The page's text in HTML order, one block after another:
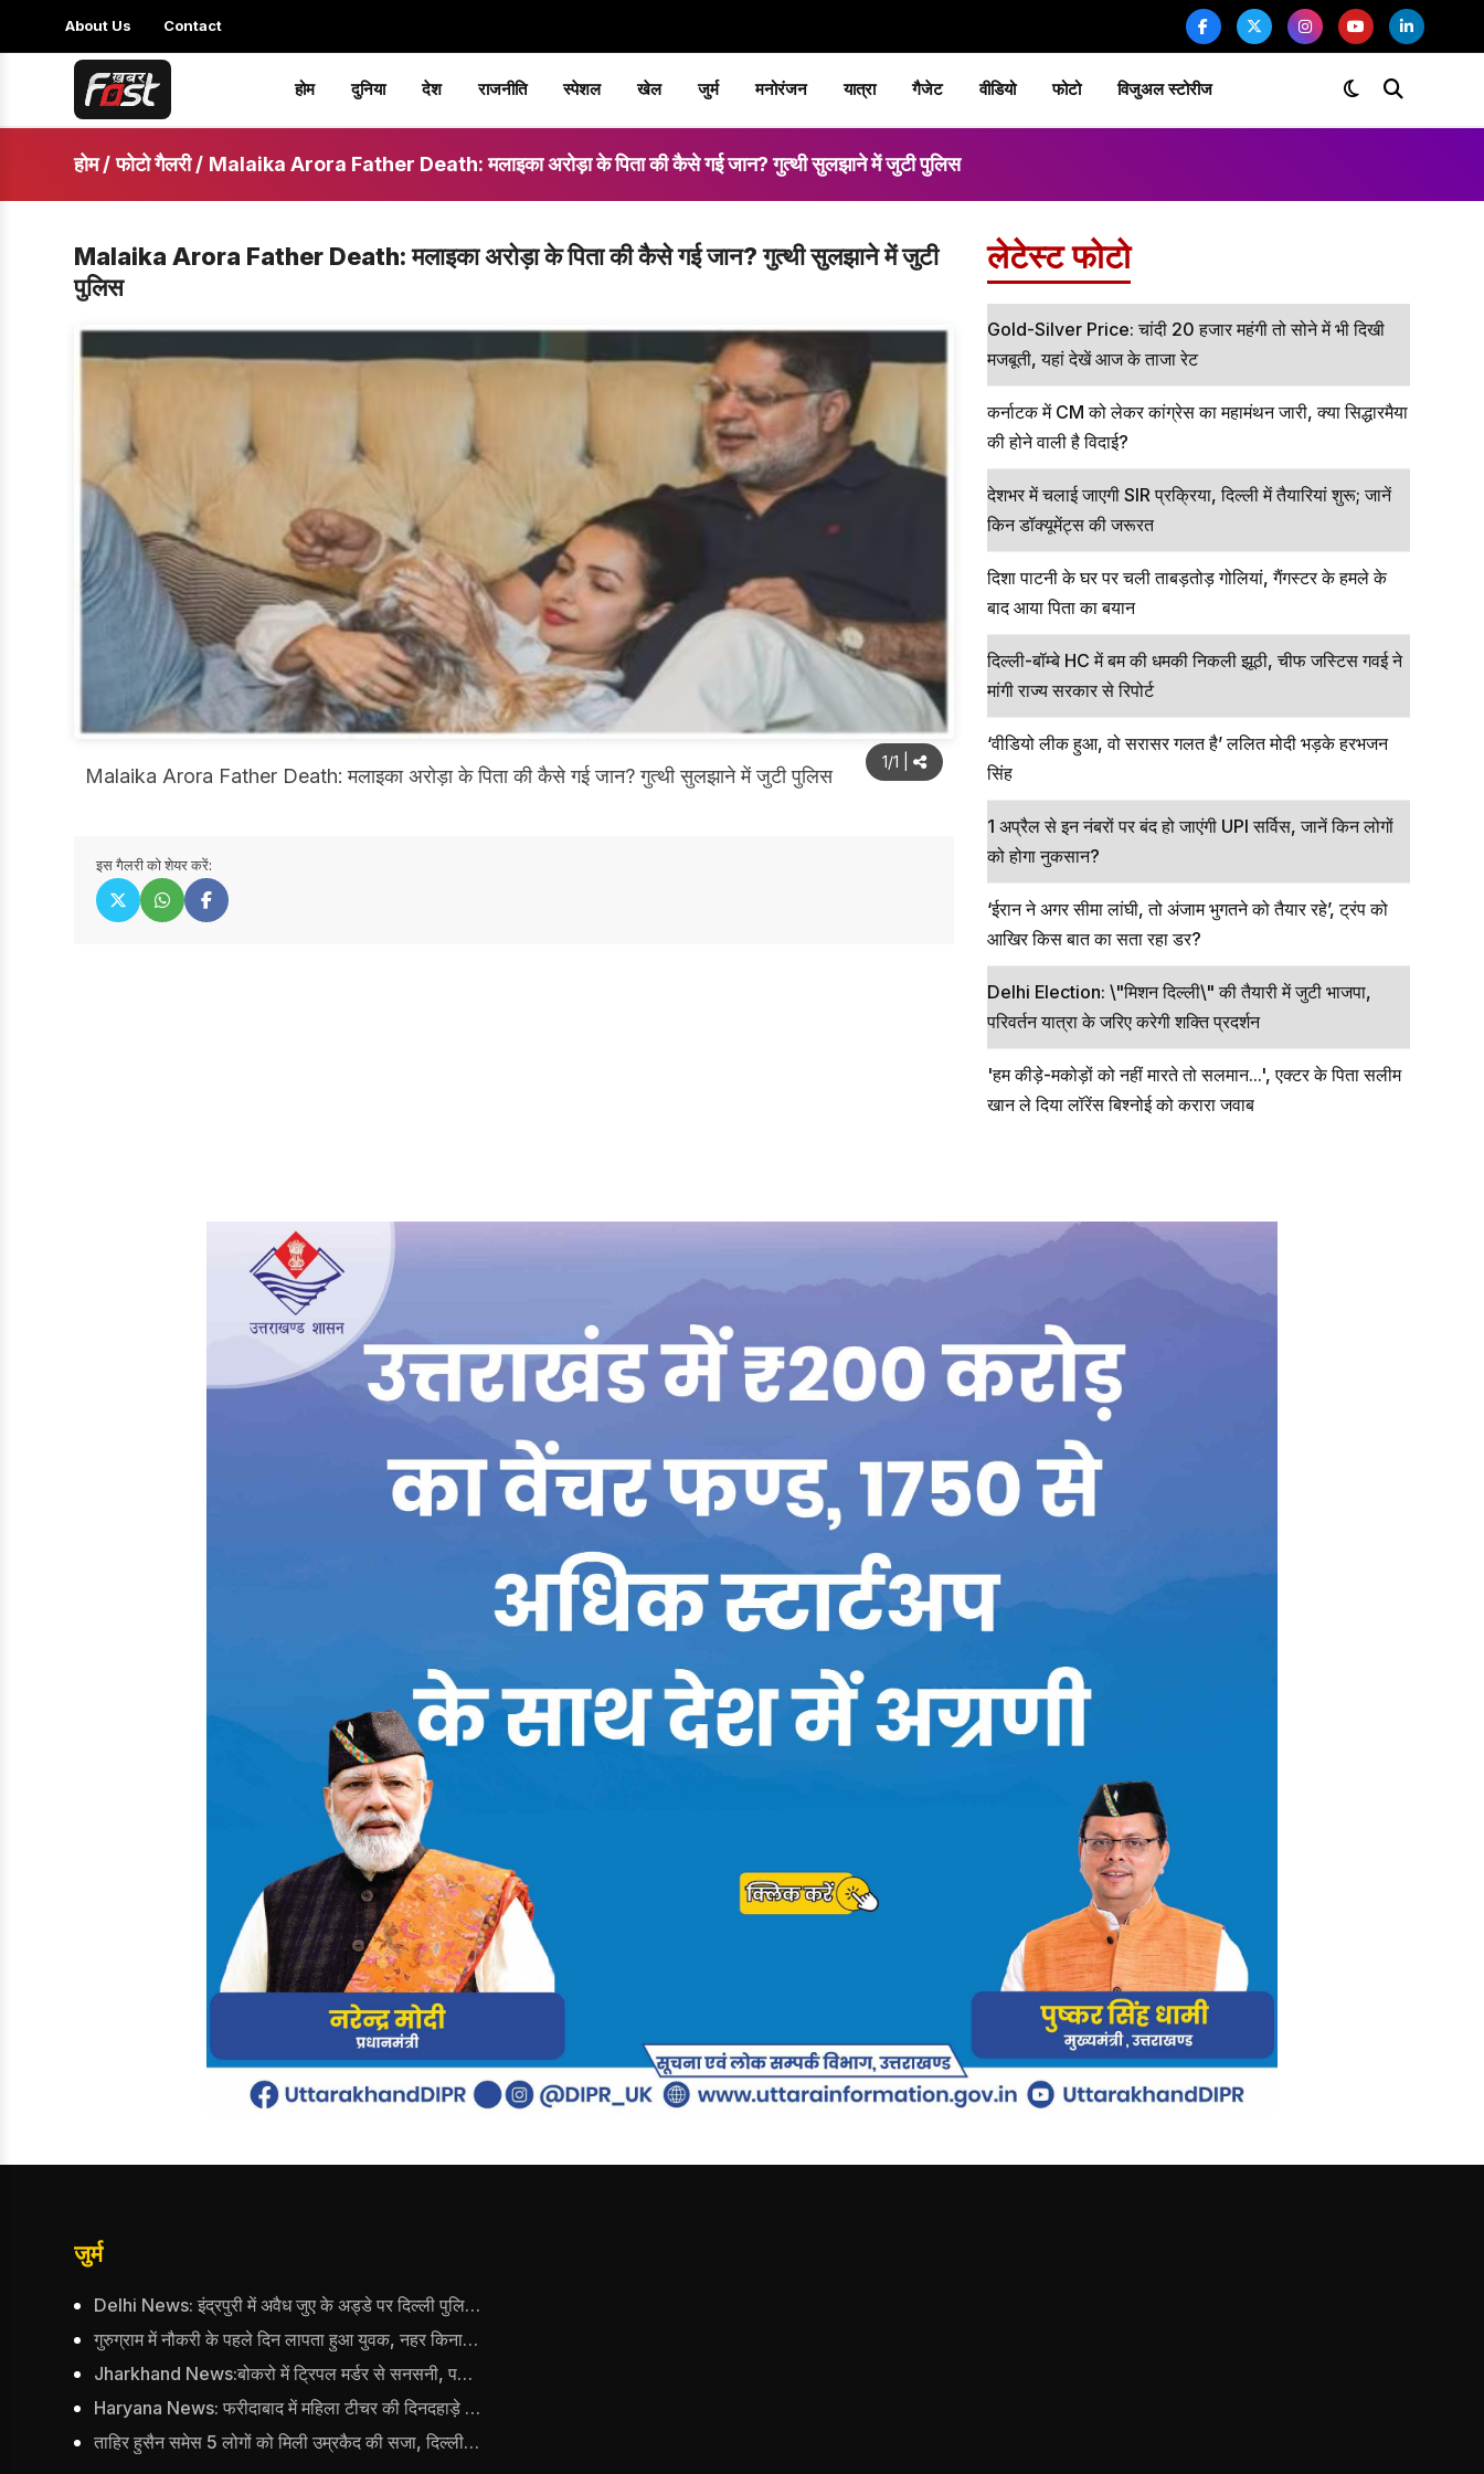
About Us Contact
होम दुनिया देश राजनीति स्पेशल खेल जुर्म मनोरंजन यात्रा गैजेट वीडियो फोटो विजुअल स्टोरीज
होम/ फोटो गैलरी/ Malaika Arora Father Death: मलाइका अरोड़ा के पिता की कैसे गई जान? गुत्थी सुलझाने में जुटी पुलिस
Malaika Arora Father Death: मलाइका अरोड़ा के पिता की कैसे गई जान? गुत्थी सुलझाने में जुटी
पुलिस
1/1
Malaika Arora Father Death: मलाइका अरोड़ा के पिता की कैसे गई जान? गुत्थी सुलझाने में जुटी पुलिस
इस गैलरी को शेयर करें:
लेटेस्ट फोटो
Gold-Silver Price: चांदी ₹20 हजार महंगी तो सोने में भी दिखी
मजबूती, यहां देखें आज के ताजा रेट
कर्नाटक में CM को लेकर कांग्रेस का महामंथन जारी, क्या सिद्धारमैया
की होने वाली है विदाई?
देशभर में चलाई जाएगी SIR प्रक्रिया, दिल्ली में तैयारियां शुरू; जानें
किन डॉक्यूमेंट्स की जरूरत
दिशा पाटनी के घर पर चली ताबड़तोड़ गोलियां, गैंगस्टर के हमले के
बाद आया पिता का बयान
दिल्ली-बॉम्बे HC में बम की धमकी निकली झूठी, चीफ जस्टिस गवई ने
मांगी राज्य सरकार से रिपोर्ट
‘वीडियो लीक हुआ, वो सरासर गलत है’ ललित मोदी भड़के हरभजन
सिंह
1 अप्रैल से इन नंबरों पर बंद हो जाएंगी UPI सर्विस, जानें किन लोगों
को होगा नुकसान?
‘ईरान ने अगर सीमा लांघी, तो अंजाम भुगतने को तैयार रहे’, ट्रंप को
आखिर किस बात का सता रहा डर?
Delhi Election: \"मिशन दिल्ली\" की तैयारी में जुटी भाजपा,
परिवर्तन यात्रा के जरिए करेगी शक्ति प्रदर्शन
'हम कीड़े-मकोड़ों को नहीं मारते तो सलमान...', एक्टर के पिता सलीम
खान ले दिया लॉरेंस बिश्नोई को करारा जवाब
जुर्म
Delhi News: इंद्रपुरी में अवैध जुए के अड्डे पर दिल्ली पुलिस का छापा, 15 जुआरियों को पकड़ा; ₹3.61 लाख नकद और अन्य सामान बरामद
गुरुग्राम में नौकरी के पहले दिन लापता हुआ युवक, नहर किनारे मिली कार; दिल्ली पुलिस ने दर्ज की FIR
Jharkhand News:बोकरो में ट्रिपल मर्डर से सनसनी, पड़ोसी ने कुल्हाड़ी से पति-पत्नी और बहु की हत्या की
Haryana News: फरीदाबाद में महिला टीचर की दिनदहाड़े हत्या, 32 सेकेण्ड में 34 बार किया वार
ताहिर हुसैन समेस 5 लोगों को मिली उम्रकैद की सजा, दिल्ली दंगों के दौरान आईबी अधिकारी का किया था कत्ल